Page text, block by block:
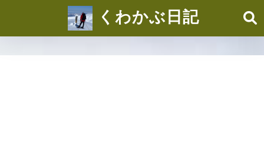
くわかぶ日記